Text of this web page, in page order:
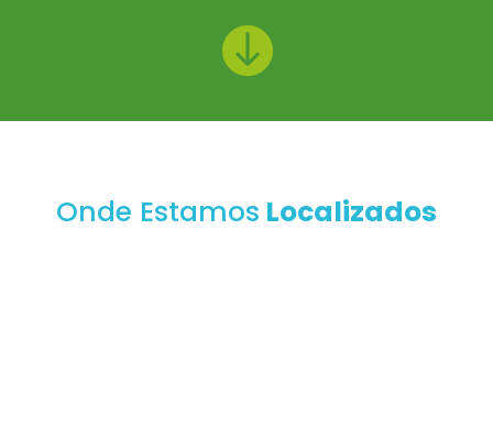

Onde Estamos Localizados